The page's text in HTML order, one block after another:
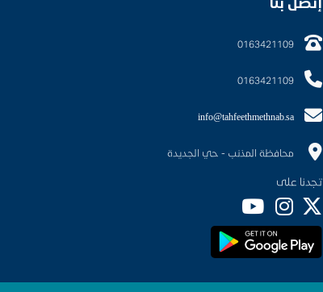
0163421109
0163421109
info@tahfeethmethnab.sa
محافظة المذنب - حي الجديدة
تجدنا على